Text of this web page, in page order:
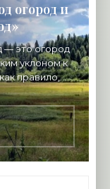
огород и
— это огород
уклоном к
правило,
никогда не